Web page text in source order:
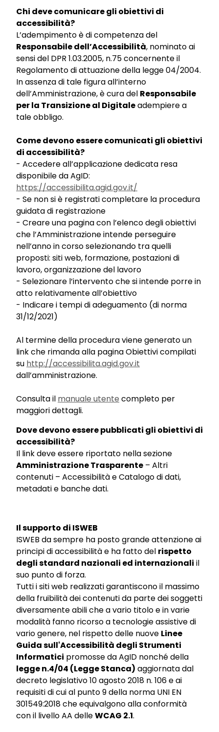
Chi deve comunicare gli obiettivi di
accessibilità?
L’adempimento è di competenza del
Responsabile dell’Accessibilità, nominato ai
sensi del DPR 1.03.2005, n.75 concernente il
Regolamento di attuazione della legge 04/2004.
In assenza di tale figura all’interno
dell’Amministrazione, è cura del Responsabile
per la Transizione al Digitaleadempiere a
tale obbligo.
Come devono essere comunicati gli obiettivi
di accessibilità?
- Accedere all’applicazione dedicata resa
disponibile da AgID:
https://accessibilita.agid.gov.it/
- Se non si è registrati completare la procedura
guidata di registrazione
- Creare una pagina con l’elenco degli obiettivi
che l’Amministrazione intende perseguire
nell’anno in corso selezionando tra quelli
proposti: siti web, formazione, postazioni di
lavoro, organizzazione del lavoro
- Selezionare l’intervento che si intende porre in
atto relativamente all’obiettivo
- Indicare i tempi di adeguamento (di norma
31/12/2021)
Al termine della procedura viene generato un
link che rimanda alla pagina Obiettivi compilati
su http://accessibilita.agid.gov.it
dall’amministrazione.
Consulta il manuale utente completo per
maggiori dettagli.
Dove devono essere pubblicati gli obiettivi di
accessibilità?
Il link deve essere riportato nella sezione
Amministrazione Trasparente – Altri
contenuti – Accessibilità e Catalogo di dati,
metadati e banche dati.
Il supporto di ISWEB
ISWEB da sempre ha posto grande attenzione ai
principi di accessibilità e ha fatto del rispetto
degli standard nazionali ed internazionali il
suo punto di forza.
Tutti i siti web realizzati garantiscono il massimo
della fruibilità dei contenuti da parte dei soggetti
diversamente abili che a vario titolo e in varie
modalità fanno ricorso a tecnologie assistive di
vario genere, nel rispetto delle nuove Linee
Guida sull'Accessibilità degli Strumenti
Informatici promosse da AgID nonché della
legge n.4/04 (Legge Stanca) aggiornata dal
decreto legislativo 10 agosto 2018 n. 106 e ai
requisiti di cui al punto 9 della norma UNI EN
301549:2018 che equivalgono alla conformità
con il livello AA delleWCAG 2.1.